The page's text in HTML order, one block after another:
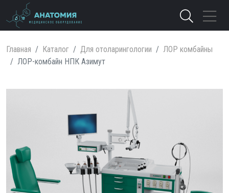
Главная Каталог Для отоларингологии
ЛОР комбайны
ЛОР-комбайн НПК Азимут